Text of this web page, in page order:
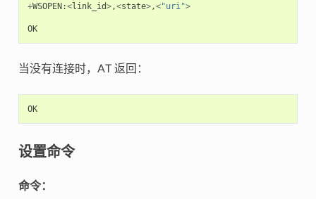
+WSOPEN:<link_id>,<state>,<"uri">
OK
当没有连接时，AT 返回：
OK
设置命令
命令：